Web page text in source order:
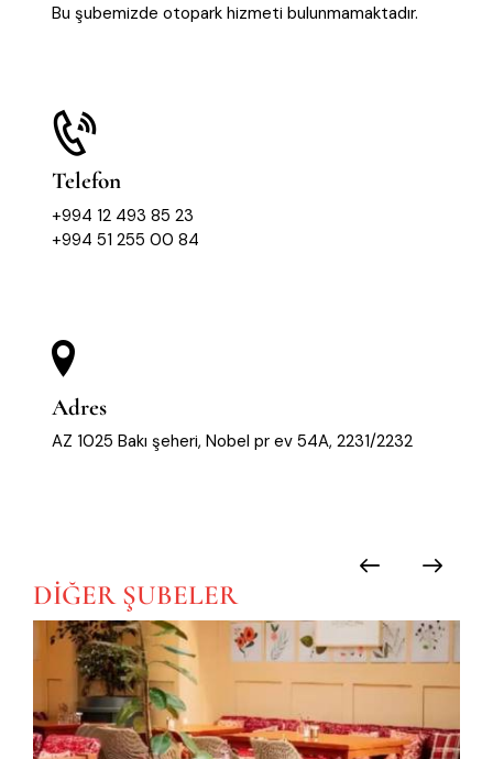
Bu şubemizde otopark hizmeti bulunmamaktadır.
Telefon
+994 12 493 85 23
+994 51 255 00 84
Adres
AZ 1025 Bakı şeheri, Nobel pr ev 54A, 2231/2232
DİĞER ŞUBELER